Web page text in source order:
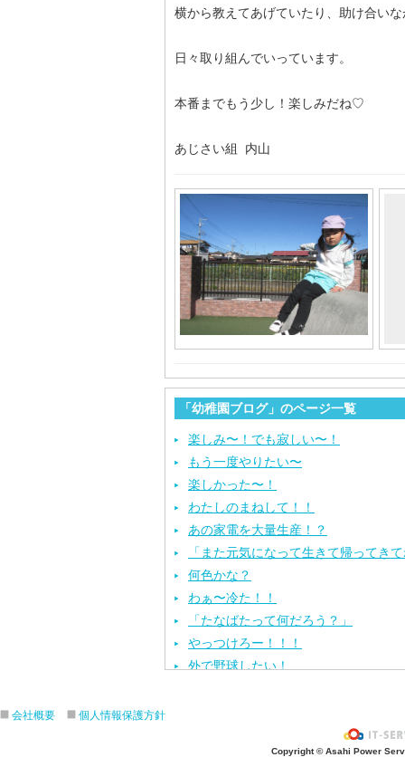
横から教えてあげていたり、助け合いな
日々取り組んでいっています。
本番までもう少し！楽しみだね♡
あじさい組 内山
「幼稚園ブログ」のページ一覧
楽しみ〜！でも寂しい〜！
もう一度やりたい〜
楽しかった〜！
わたしのまねして！！
あの家電を大量生産！？
「また元気になって生きて帰ってき
何色かな？
わぁ〜冷た！！
「たなばたって何だろう？」
やっつけろー！！！
外で野球したい！
会社概要 個人情報保護方針
Copyright © Asahi Power